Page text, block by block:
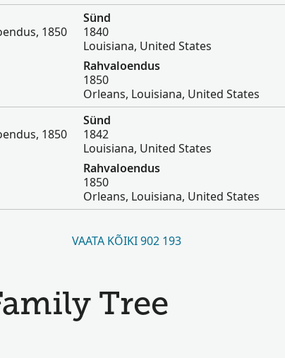
1850
Sünd
1840
Louisiana, United States
Rahvaloendus
1850
Orleans, Louisiana, United States
1850
Sünd
1842
Louisiana, United States
Rahvaloendus
1850
Orleans, Louisiana, United States
VAATA KÕIKI 902 193
Tree